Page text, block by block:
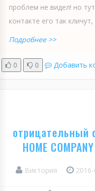
проблем не видел! но
контакте его так
Подробнее >>
0 0 Добавить
отрицательный
HOME
Виктория